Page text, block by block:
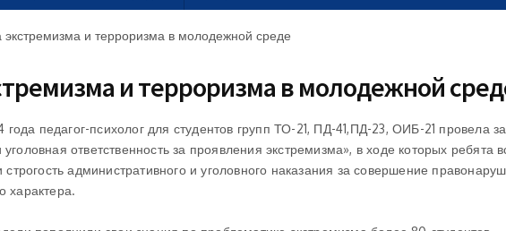
экстремизма и терроризма в молодежной среде
и терроризма в молодежной
года педагог-психолог для студентов групп ТО-21, ПД-41,ПД-23, ОИБ-21 провела
ответственность за проявления экстремизма», в ходе которых ребята
строгость административного и уголовного наказания за совершение
характера.